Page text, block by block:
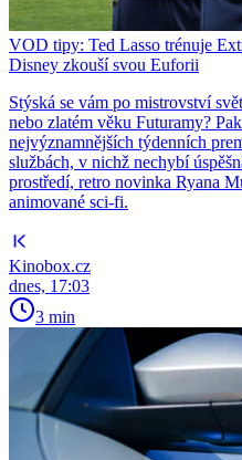
VOD tipy: Ted Lasso trénuje
Disney zkouší svou Euforii
Stýská se vám po mistrovství
nebo zlatém věku Futuramy?
nejvýznamnějších týdenních
službách, v nichž nechybí
prostředí, retro novinka Ryana
animované sci-fi.
Kinobox.cz
dnes, 17:03
3 min